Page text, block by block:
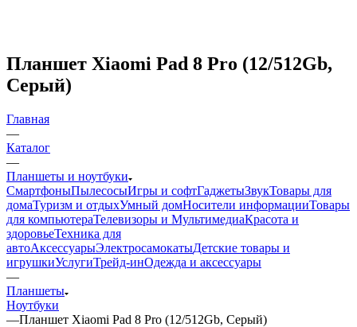
Планшет Xiaomi Pad 8 Pro (12/512Gb,
Серый)
Главная
—
Каталог
—
Планшеты и ноутбуки
СмартфоныПылесосыИгры и софтГаджетыЗвукТовары для
домаТуризм и отдыхУмный домНосители информацииТовары
для компьютераТелевизоры и МультимедиаКрасота и
здоровьеТехника для
автоАксессуарыЭлектросамокатыДетские товары и
игрушкиУслугиТрейд-инОдежда и аксессуары
—
Планшеты
Ноутбуки
—Планшет Xiaomi Pad 8 Pro (12/512Gb, Серый)